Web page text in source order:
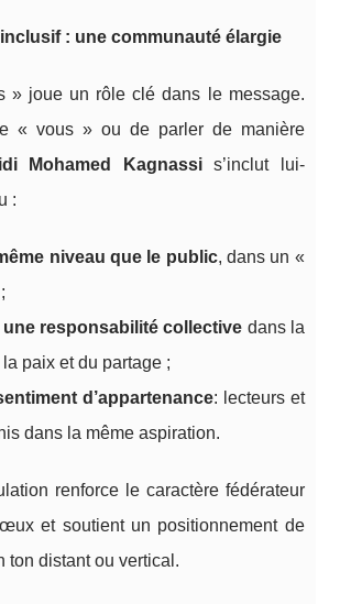
: une communauté élargie
» joue un rôle clé dans le message.
« vous » ou de parler de manière
Mohamed Kagnassis’inclut lui-
:
niveau que le public, dans un «
responsabilité collective dans la
paix et du partage ;
d’appartenance: lecteurs et
dans la même aspiration.
renforce le caractère fédérateur
et soutient un positionnement de
ton distant ou vertical.